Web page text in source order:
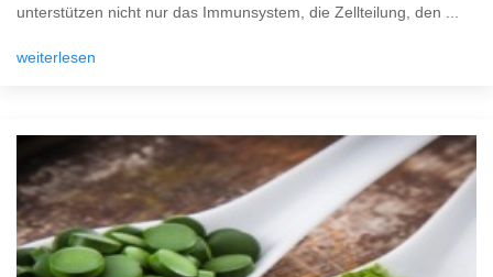
unterstützen nicht nur das Immunsystem, die Zellteilung, den ...
weiterlesen